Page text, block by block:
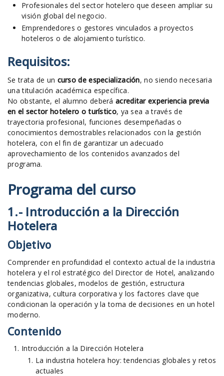
Profesionales del sector hotelero que deseen ampliar su
visión global del negocio.
Emprendedores o gestores vinculados a proyectos
hoteleros o de alojamiento turístico.
Requisitos:
Se trata de un curso de especialización, no siendo necesaria
una titulación académica específica.
No obstante, el alumno deberá acreditar experiencia previa
en el sector hotelero o turístico, ya sea a través de
trayectoria profesional, funciones desempeñadas o
conocimientos demostrables relacionados con la gestión
hotelera, con el fin de garantizar un adecuado
aprovechamiento de los contenidos avanzados del
programa.
Programa del curso
1.- Introducción a la Dirección
Hotelera
Objetivo
Comprender en profundidad el contexto actual de la industria
hotelera y el rol estratégico del Director de Hotel, analizando
tendencias globales, modelos de gestión, estructura
organizativa, cultura corporativa y los factores clave que
condicionan la operación y la toma de decisiones en un hotel
moderno.
Contenido
Introducción a la Dirección Hotelera
La industria hotelera hoy: tendencias globales y retos
actuales